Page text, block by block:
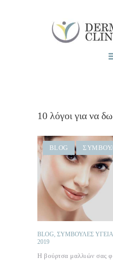
Το
10 λόγοι για να
BLOG
BLOG ΣΥΜΒΟΥΛΈΣ
2019
Η βούρτσα μαλλιών σας